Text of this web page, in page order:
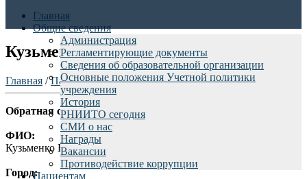
Главная
Общие сведения
Администрация
Регламентирующие документы
Сведения об образовательной организации
Основные положения Учетной политики
учреждения
История
РНИИТО сегодня
СМИ о нас
Награды
Вакансии
Противодействие коррупции
Пациентам
Кузьменко В.М.
Главная /Пациентам/Отзывы пациентов/
Обратная связь rniito.ru - благодарность
ФИО:
Кузьменко В.М.
Город: